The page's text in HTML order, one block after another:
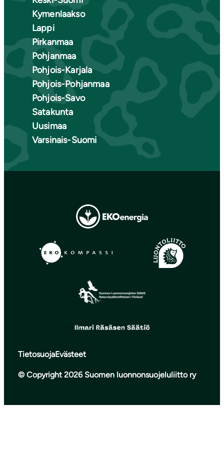
Kymenlaakso
Lappi
Pirkanmaa
Pohjanmaa
Pohjois-Karjala
Pohjois-Pohjanmaa
Pohjois-Savo
Satakunta
Uusimaa
Varsinais-Suomi
TietosuojaEvästeet
© Copyright 2026 Suomen luonnonsuojeluliitto ry